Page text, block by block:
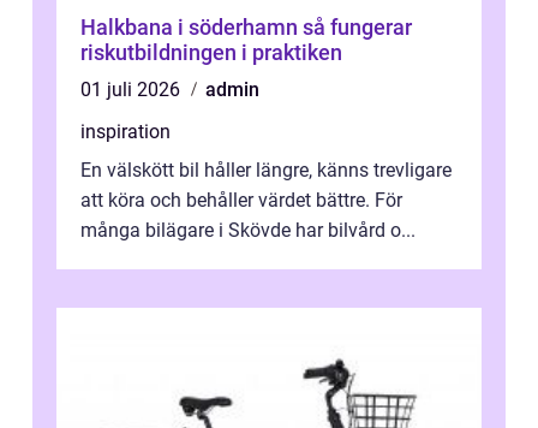
Halkbana i söderhamn så fungerar
riskutbildningen i praktiken
01 juli 2026
admin
inspiration
En välskött bil håller längre, känns trevligare
att köra och behåller värdet bättre. För
många bilägare i Skövde har bilvård o...